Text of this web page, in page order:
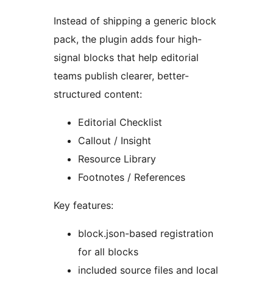
Instead of shipping a generic block
pack, the plugin adds four high-
signal blocks that help editorial
teams publish clearer, better-
structured content:
Editorial Checklist
Callout / Insight
Resource Library
Footnotes / References
Key features:
block.json-based registration
for all blocks
included source files and local